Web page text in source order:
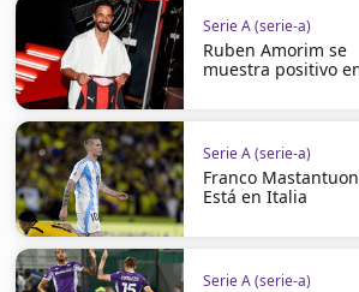
Serie A (serie-a)
Ruben Amorim se
muestra positivo
Serie A (serie-a)
Franco
Está en Italia
Serie A (serie-a)